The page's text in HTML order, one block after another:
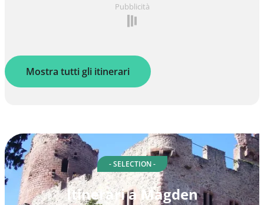
Pubblicità
Mostra tutti gli itinerari
- SELECTION -
Itinerari a Magden